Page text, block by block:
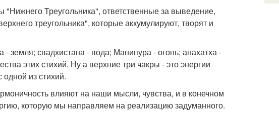
Треугольника", ответственные за выведение,
треугольника", которые аккумулируют, творят и
земля; свадхистана - вода; Манипура - огонь; анахатха -
этих стихий. Ну а верхние три чакры - это энергии
из стихий.
влияют на наши мысли, чувства, и в конечном
которую мы направляем на реализацию задуманного.